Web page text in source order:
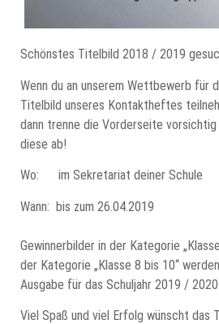
Schönstes Titelbild 2018 / 2019
Wenn du an unserem Wettbewerb für
Titelbild unseres Kontaktheftes
dann trenne die Vorderseite vorsichtig
diese ab!
Wo: im Sekretariat deiner Schule
Wann: bis zum 26.04.2019
Gewinnerbilder in der Kategorie
der Kategorie „Klasse 8 bis 10“
Ausgabe für das Schuljahr 2019 /
Viel Spaß und viel Erfolg wünscht das